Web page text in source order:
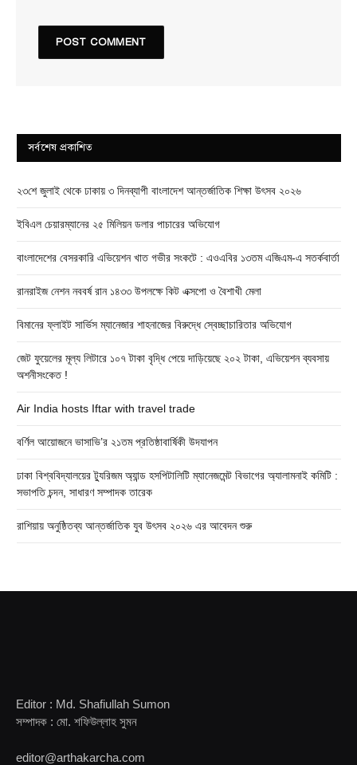
সর্বশেষ প্রকাশিত
২৩শে জুলাই থেকে ঢাকায় ৩ দিনব্যাপী বাংলাদেশ আন্তর্জাতিক শিক্ষা উৎসব ২০২৬
ইবিএল চেয়ারম্যানের ২৫ মিলিয়ন ডলার পাচারের অভিযোগ
বাংলাদেশের বেসরকারি এভিয়েশন খাত গভীর সংকটে : এওএবির ১৩তম এজিএম-এ সতর্কবার্তা
রানরাইজ নেশন নববর্ষ রান ১৪৩৩ উপলক্ষে কিট এক্সপো ও বৈশাখী মেলা
বিমানের ফ্লাইট সার্ভিস ম্যানেজার শাহনাজের বিরুদ্ধে স্বেচ্ছাচারিতার অভিযোগ
জেট ফুয়েলের মূল্য লিটারে ১০৭ টাকা বৃদ্ধি পেয়ে দাড়িয়েছে ২০২ টাকা, এভিয়েশন ব্যবসায়
অশনীসংকেত !
Air India hosts Iftar with travel trade
বর্ণিল আয়োজনে ভাসাভি’র ২১তম প্রতিষ্ঠাবার্ষিকী উদযাপন
ঢাকা বিশ্ববিদ্যালয়ের ট্যুরিজম অ্যান্ড হসপিটালিটি ম্যানেজমেন্ট বিভাগের অ্যালামনাই কমিটি :
সভাপতি চন্দন, সাধারণ সম্পাদক তারেক
রাশিয়ায় অনুষ্ঠিতব্য আন্তর্জাতিক যুব উৎসব ২০২৬ এর আবেদন শুরু
Editor : Md. Shafiullah Sumon
সম্পাদক : মো. শফিউল্লাহ সুমন
editor@arthakarcha.com